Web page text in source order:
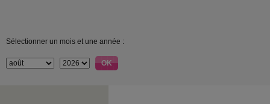
Sélectionner un mois et une année :